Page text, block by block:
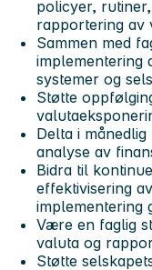
policyer,
rapportering av
Sammen med
implementering
systemer og
Støtte
Delta i
analyse av
Bidra til
effektivisering
implementering
Være en faglig
valuta og
Støtte